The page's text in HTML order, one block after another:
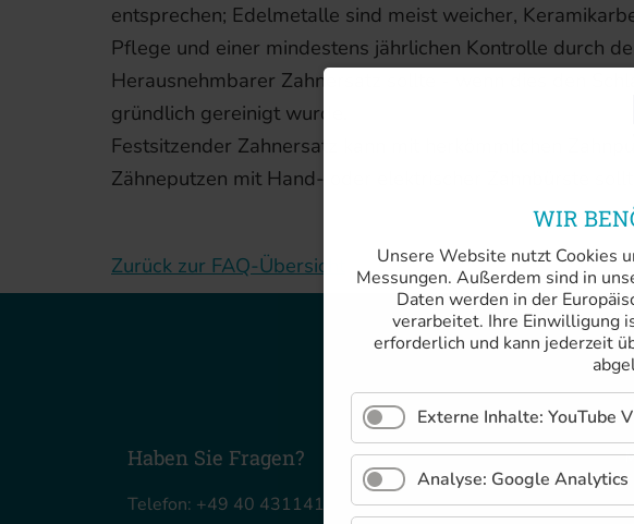
entsprechen; Edelmetalle sind meist weicher,
Pflege und einer mindestens jährlichen Kontrolle durch
Herausnehmbarer Zahnersatz sollte - wenn dies den
gründlich gereinigt wurde.
Festsitzender Zahnersatz kann mit herkömmlichen
Zähneputzen mit Hand- oder elektrischer Zahnbürste
Zurück zur FAQ-Übersicht
Haben Sie Fragen?
Telefon: +49 40 431141
WIR
Unsere Website nutzt Cookies
Messungen. Außerdem sind in
Daten werden in der
verarbeitet. Ihre Einwilligung
erforderlich und kann jederzeit
Externe Inhalte: YouTube
Analyse: Google Analytics